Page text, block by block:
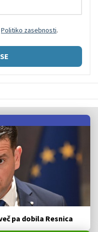
Politiko zasebnosti.
pa dobila Resnica